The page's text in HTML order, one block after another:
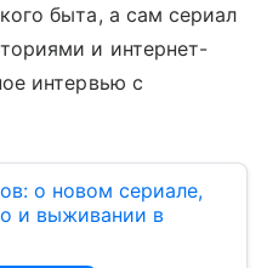
быта, а сам сериал
и интернет-
интервью с
о новом сериале,
и выживании в